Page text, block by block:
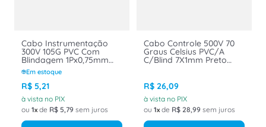
Cabo Instrumentação
300V 105G PVC Com
Blindagem 1Px0,75mm
Preto
275MAPVCEST1FRPT
Belden Poliron
Em estoque
R$ 5,21
à vista no PIX
ou 1 de R$ 5,79 sem juros
Cabo Controle 500V 70
Graus Celsius PVC/A
C/Blind 7X1mm Preto
R$ 26,09
à vista no PIX
ou 1 de R$ 28,99 sem juros